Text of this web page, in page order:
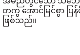
တကွ အောင်မြင်စွာ ပ
ဖြစ်သည်။